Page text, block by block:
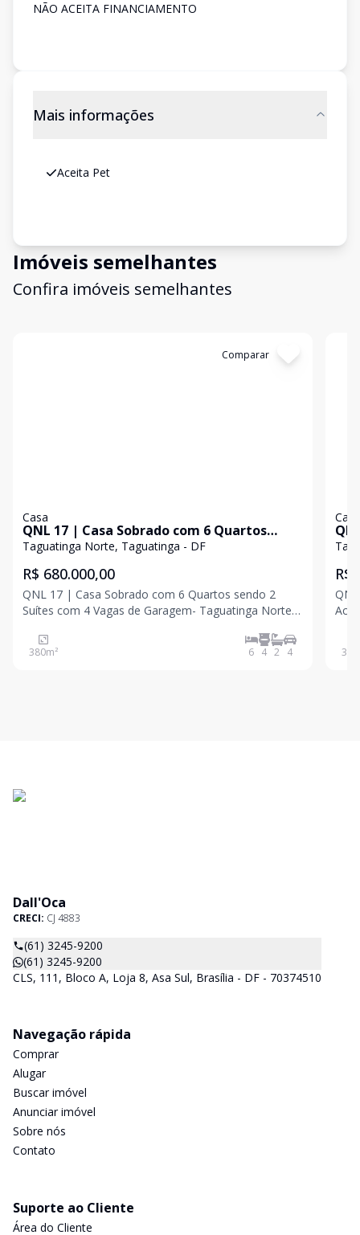
NÃO ACEITA FINANCIAMENTO
Mais informações
Aceita Pet
Imóveis semelhantes
Confira imóveis semelhantes
Comparar
Casa
QNL 17 | Casa Sobrado com 6 Quartos
sendo 2 Suítes com 4 Vagas de Garagem-
Taguatinga Norte, Taguatinga - DF
R$ 680.000,00
QNL 17 | Casa Sobrado com 6 Quartos sendo 2
Suítes com 4 Vagas de Garagem- Taguatinga Norte
Versatilidade em Taguatinga Norte! Apresentamos
um excelente sobrado com duas unidades
380m² 6 4 2 4
Casa
suítes -
R$
Aceita financiamento - com 3
370
Dall'Oca
CRECI: CJ 4883
(61) 3245-9200
(61) 3245-9200
CLS, 111, Bloco A, Loja 8, Asa Sul, Brasília - DF - 70374510
Navegação rápida
Comprar
Alugar
Buscar imóvel
Anunciar imóvel
Sobre nós
Contato
Suporte ao Cliente
Área do Cliente